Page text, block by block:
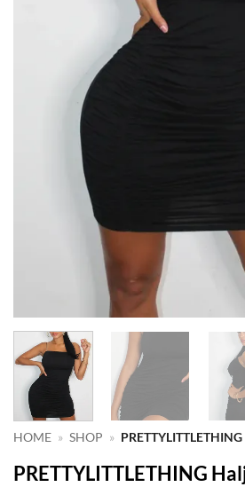
HOME » SHOP »
PRETTYLITTLETHING